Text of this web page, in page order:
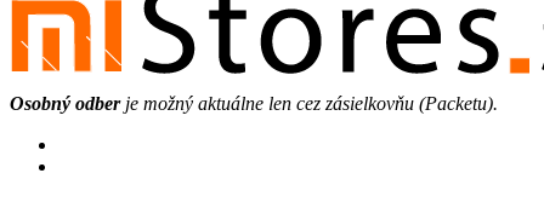
Osobný odberje možný aktuálne len cez zásielkovňu (Packetu).